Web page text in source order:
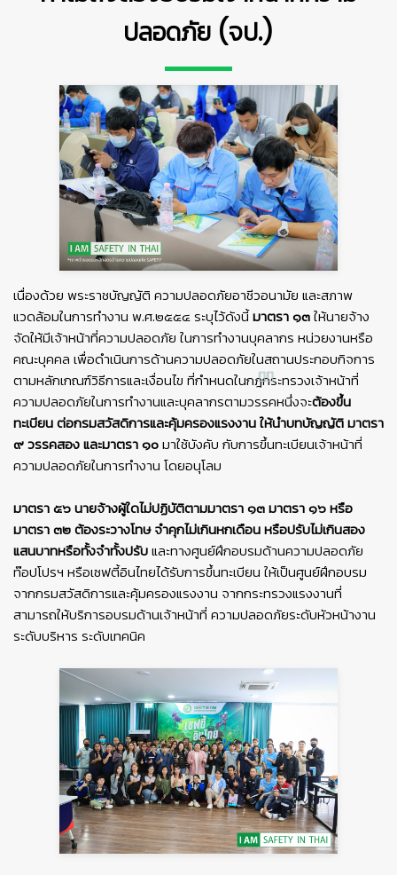
ปลอดภัย (จป.)
เนื่องด้วย พระราชบัญญัติ ความปลอดภัยอาชีวอนามัย และสภาพ
แวดล้อมในการทํางาน พ.ศ.๒๕๕๔ ระบุไว้ดังนี้มาตรา ๑๓ให้นายจ้าง
จัดให้มีเจ้าหน้าที่ความปลอดภัย ในการทํางานบุคลากร หน่วยงานหรือ
คณะบุคคล เพื่อดําเนินการด้านความปลอดภัยในสถานประกอบกิจการ
ตามหลักเกณฑ์วิธีการและเงื่อนไข ที่กําหนดในกฎกระทรวงเจ้าหน้าที่
ความปลอดภัยในการทํางานและบุคลากรตามวรรคหนึ่งจะต้องขึ้น
ทะเบียน ต่อกรมสวัสดิการและคุ้มครองแรงงาน ให้นําบทบัญญัติ มาตรา
๙ วรรคสอง และมาตรา ๑๐มาใช้บังคับ กับการขึ้นทะเบียนเจ้าหน้าที่
ความปลอดภัยในการทํางาน โดยอนุโลม
มาตรา ๕๖ นายจ้างผู้ใดไม่ปฏิบัติตามมาตรา ๑๓ มาตรา ๑๖ หรือ
มาตรา ๓๒ ต้องระวางโทษ จําคุกไม่เกินหกเดือน หรือปรับไม่เกินสอง
แสนบาทหรือทั้งจําทั้งปรับและทางศูนย์ฝึกอบรมด้านความปลอดภัย
ท๊อปโปรฯ หรือเซฟตี้อินไทยได้รับการขึ้นทะเบียน ให้เป็นศูนย์ฝึกอบรม
จากกรมสวัสดิการและคุ้มครองแรงงาน จากกระทรวงแรงงานที่
สามารถให้บริการอบรมด้านเจ้าหน้าที่ ความปลอดภัยระดับหัวหน้างาน
ระดับบริหาร ระดับเทคนิค